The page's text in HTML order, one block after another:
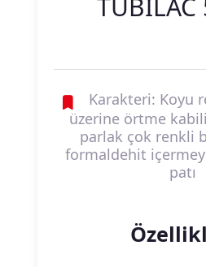
TUBILAC
Karakteri: Koyu
üzerine örtme
parlak çok renkli
formaldehit
patı